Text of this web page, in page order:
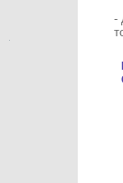
-